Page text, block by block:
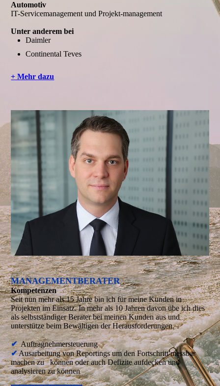
Automotiv
IT-Servicemanagement und Projekt-management
Unter anderem bei
Daimler
Continental Teves
+ Mehr dazu
MANAGEMENTBERATER
Kompetenzen
Seit nun mehr als 15 Jahre bin ich für meine Kunden in
Projekten im Einsatz. In mehr als 10 Jahren davon übe ich dies
als selbstständiger Berater bei meinen Kunden aus und
unterstütze beim Bewältigen der Herausforderungen.
✔Auftragnehmersteuerung
✔Ausarbeitung von Reportings um den Fortschritt messbar
machen zu können oder auch Defizite aufdecken und
analysieren zu können